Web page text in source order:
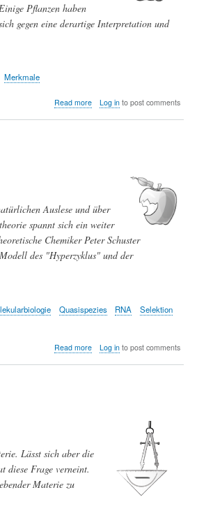
Pflanzen haben
gegen eine derartige Interpretation und
Merkmale
Read moreabout
gekommen
sind:
Eine
genetische
"Just
Log into post comments
Auslese und über
spannt sich ein weiter
Chemiker Peter Schuster
des "Hyperzyklus" und der
Quasispezies RNA
Selektion
Read moreabout
Log into post comments
Lässt sich aber die
diese Frage verneint.
Materie zu